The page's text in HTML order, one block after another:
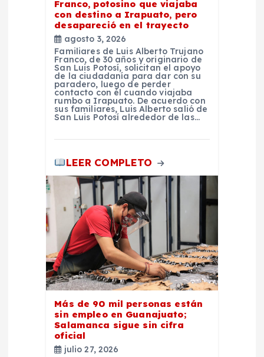
Franco, potosino que viajaba
con destino a Irapuato, pero
desapareció en el trayecto
agosto 3, 2026
Familiares de Luis Alberto Trujano
Franco, de 30 años y originario de
San Luis Potosí, solicitan el apoyo
de la ciudadanía para dar con su
paradero, luego de perder
contacto con él cuando viajaba
rumbo a Irapuato. De acuerdo con
sus familiares, Luis Alberto salió de
San Luis Potosí alrededor de las…
LEER COMPLETO
Más de 90 mil personas están
sin empleo en Guanajuato;
Salamanca sigue sin cifra
oficial
julio 27, 2026